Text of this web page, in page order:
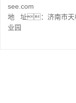
see.com
地 址：济南市天
业园